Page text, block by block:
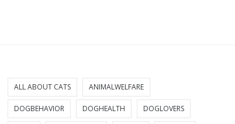
ALL ABOUT CATS ANIMALWELFARE
DOGBEHAVIOR DOGHEALTH DOGLOVERS